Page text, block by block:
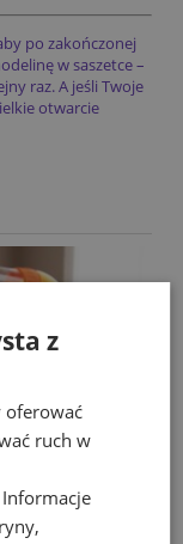
po zakończonej
w saszetce –
raz. A jeśli Twoje
otwarcie
z
oferować
ruch w